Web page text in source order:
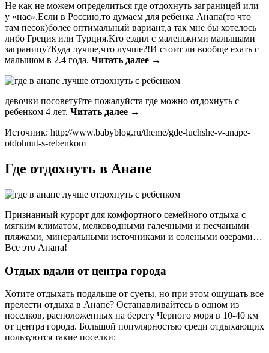
Не как не можем определиться где отдохнуть заграницей или
у «нас».Если в Россию,то думаем для ребенка Анапа(то что
там песок)более оптимальный вариант,а так мне бы хотелось
либо Греция или Турция.Кто ездил с маленькими малышами
заграницу?Куда лучше,что лучше?!И стоит ли вообще ехать с
малышом в 2.4 года. Читать далее →
девочки посоветуйте пожалуйста где можно отдохнуть с
ребенком 4 лет. Читать далее →
Источник: http://www.babyblog.ru/theme/gde-luchshe-v-anape-
otdohnut-s-rebenkom
Где отдохнуть в Анапе
Признанный курорт для комфортного семейного отдыха с
мягким климатом, мелководными галечными и песчаными
пляжами, минеральными источниками и солеными озерами…
Все это Анапа!
Отдых вдали от центра города
Хотите отдыхать подальше от суеты, но при этом ощущать все
прелести отдыха в Анапе? Останавливайтесь в одном из
поселков, расположенных на берегу Черного моря в 10-40 км
от центра города. Большой популярностью среди отдыхающих
пользуются такие поселки: